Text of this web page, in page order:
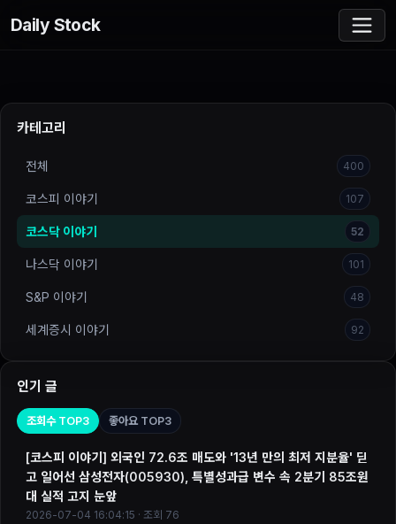
Daily Stock
카테고리
전체 400
코스피 이야기 107
코스닥 이야기 52
나스닥 이야기 101
S&P 이야기 48
세계증시 이야기 92
인기 글
조회수 TOP3 좋아요 TOP3
[코스피 이야기] 외국인 72.6조 매도와 '13년 만의 최저 지분율' 딛
고 일어선 삼성전자(005930), 특별성과급 변수 속 2분기 85조원
대 실적 고지 눈앞
2026-07-04 16:04:15 · 조회 76